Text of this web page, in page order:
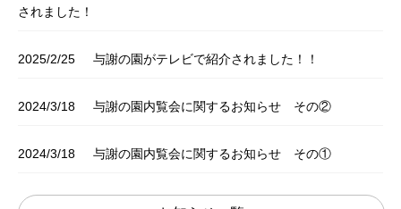
されました！
2025/2/25 与謝の園がテレビで紹介されました！！
2024/3/18 与謝の園内覧会に関するお知らせ その②
2024/3/18 与謝の園内覧会に関するお知らせ その①